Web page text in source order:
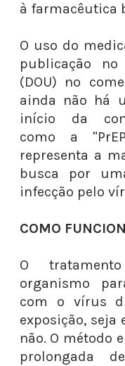
à farmacêutica
O uso do
publicação
(DOU) no
ainda não há
início da
como a
representa a
busca por
infecção pelo
COMO
O
organismo
com o vírus
exposição,
não. O método
prolongada